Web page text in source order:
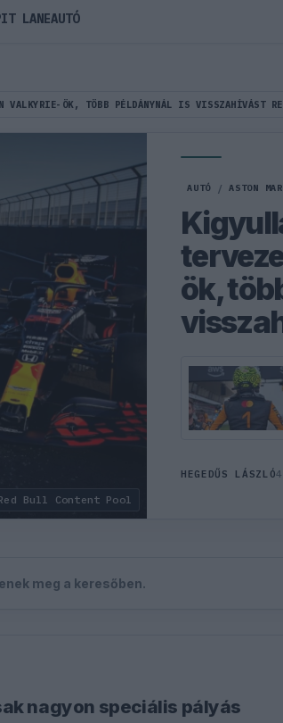
VALKYRIE-ÖK, TÖBB PÉLDÁNYNÁL IS VISSZAHÍVÁST
Bull Content Pool
AUTÓ / ASTON
ök,
HEGEDŰS LÁSZLÓ
meg a keresőben.
nagyon speciális pályás
LANEAUTÓ